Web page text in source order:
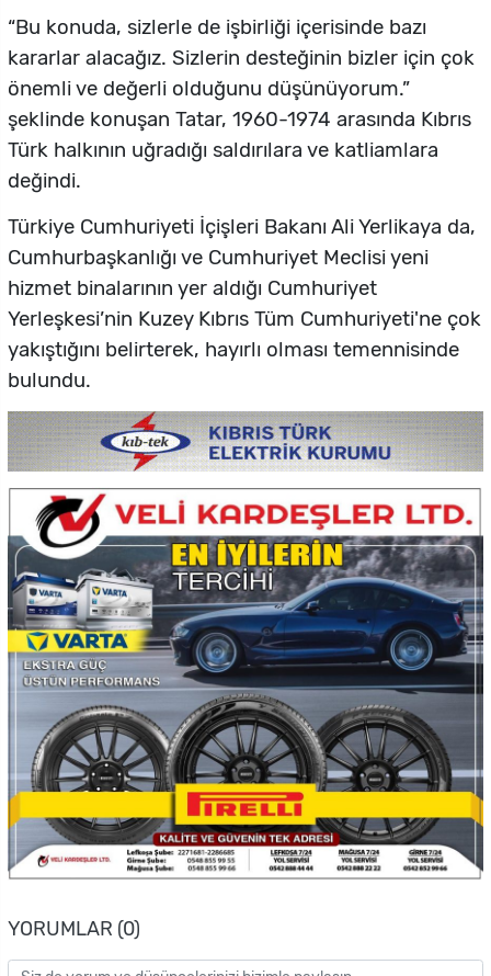
“Bu konuda, sizlerle de işbirliği içerisinde bazı
kararlar alacağız. Sizlerin desteğinin bizler için çok
önemli ve değerli olduğunu düşünüyorum.”
şeklinde konuşan Tatar, 1960-1974 arasında Kıbrıs
Türk halkının uğradığı saldırılara ve katliamlara
değindi.
Türkiye Cumhuriyeti İçişleri Bakanı Ali Yerlikaya da,
Cumhurbaşkanlığı ve Cumhuriyet Meclisi yeni
hizmet binalarının yer aldığı Cumhuriyet
Yerleşkesi’nin Kuzey Kıbrıs Tüm Cumhuriyeti'ne çok
yakıştığını belirterek, hayırlı olması temennisinde
bulundu.
YORUMLAR (0)